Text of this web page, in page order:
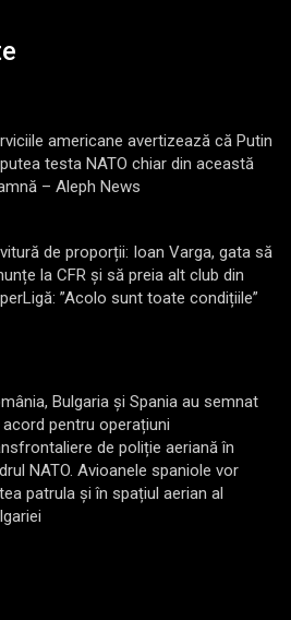
americane avertizează că Putin
testa NATO chiar din această
– Aleph News
de proporții: Ioan Varga, gata să
la CFR și să preia alt club din
”Acolo sunt toate condițiile”
Bulgaria și Spania au semnat
acord pentru operațiuni
de poliție aeriană în
NATO. Avioanele spaniole vor
patrula și în spațiul aerian al